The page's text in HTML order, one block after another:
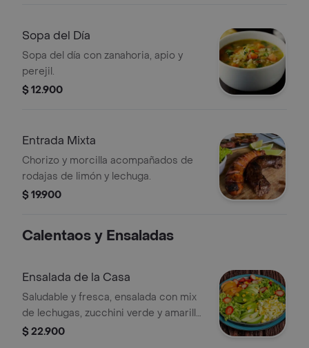
Sopa del Día
Sopa del día con zanahoria, apio y
perejil.
$ 12.900
Entrada Mixta
Chorizo y morcilla acompañados de
rodajas de limón y lechuga.
$ 19.900
Calentaos y Ensaladas
Ensalada de la Casa
Saludable y fresca, ensalada con mix
de lechugas, zucchini verde y amarillo,
manzana, mango, tomate, maíz tierno,
$ 22.900